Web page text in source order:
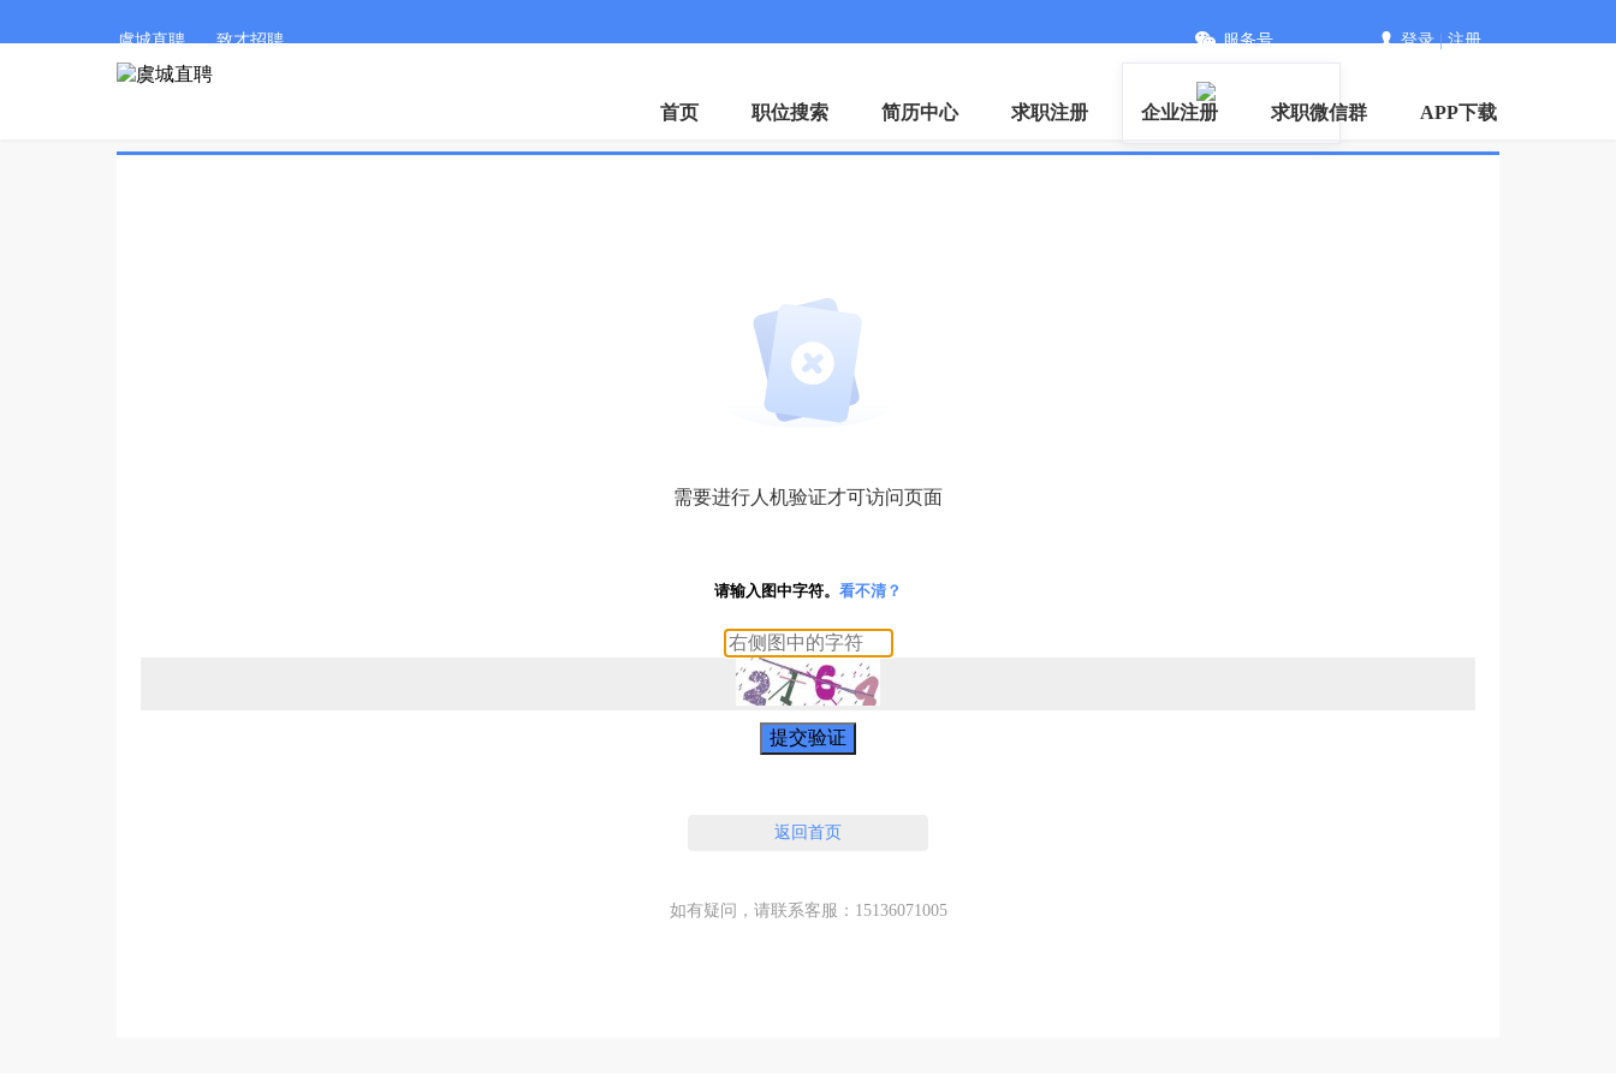
虞城直聘 致才招聘 服务号 登录|注册
首页 职位搜索 简历中心 求职注册 企业注册 求职微信群 APP下载
需要进行人机验证才可访问页面
请输入图中字符。 看不清？
提交验证
返回首页
如有疑问，请联系客服：15136071005